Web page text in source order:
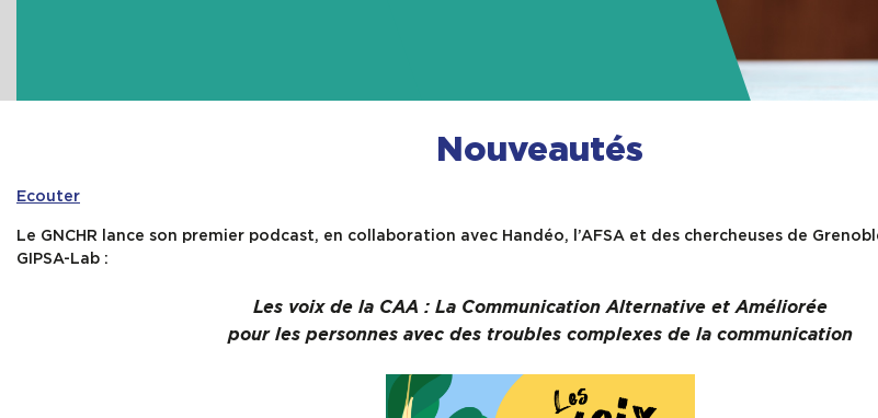
Nouveautés
Ecouter
Le GNCHR lance son premier podcast, en collaboration avec Handéo, l’AFSA et des chercheuses de
GIPSA-Lab :
Les voix de la CAA : La Communication Alternative et Améliorée
pour les personnes avec des troubles complexes de la communication